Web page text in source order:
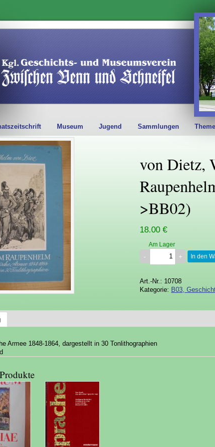
Museum Jugend Sammlungen
von Dietz,
>BB02)
18.00 €
Am Lager
In den
Art.-Nr.: 10708
Kategorie: B03,
Armee 1848-1864, dargestellt in 30 Tonlithographien